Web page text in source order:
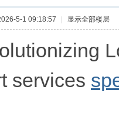
5-1 09:18:57 显示全部楼层
services